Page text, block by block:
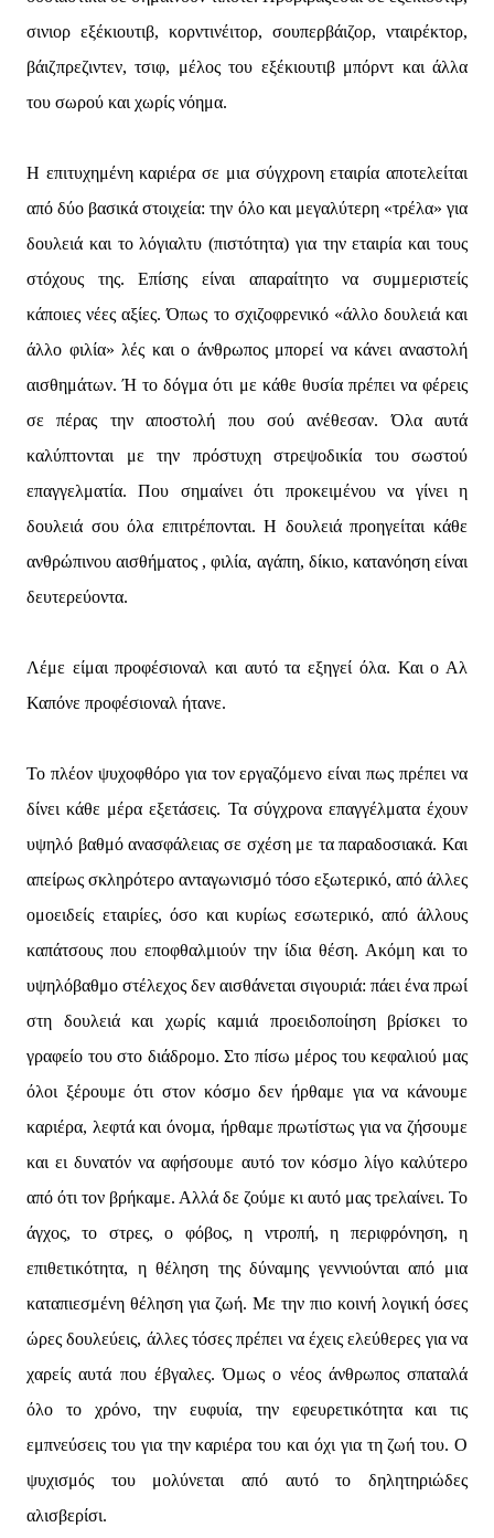
σινιορ εξέκιουτιβ, κορντινέιτορ, σουπερβάιζορ, νταιρέκτορ,
βάιζπρεζιντεν, τσιφ, μέλος του εξέκιουτιβ μπόρντ και άλλα
του σωρού και χωρίς νόημα.
Η επιτυχημένη καριέρα σε μια σύγχρονη εταιρία αποτελείται
από δύο βασικά στοιχεία: την όλο και μεγαλύτερη «τρέλα» για
δουλειά και το λόγιαλτυ (πιστότητα) για την εταιρία και τους
στόχους της. Επίσης είναι απαραίτητο να συμμεριστείς
κάποιες νέες αξίες. Όπως το σχιζοφρενικό «άλλο δουλειά και
άλλο φιλία» λές και ο άνθρωπος μπορεί να κάνει αναστολή
αισθημάτων. Ή το δόγμα ότι με κάθε θυσία πρέπει να φέρεις
σε πέρας την αποστολή που σού ανέθεσαν. Όλα αυτά
καλύπτονται με την πρόστυχη στρεψοδικία του σωστού
επαγγελματία. Που σημαίνει ότι προκειμένου να γίνει η
δουλειά σου όλα επιτρέπονται. Η δουλειά προηγείται κάθε
ανθρώπινου αισθήματος , φιλία, αγάπη, δίκιο, κατανόηση είναι
δευτερεύοντα.
Λέμε είμαι προφέσιοναλ και αυτό τα εξηγεί όλα. Και ο Αλ
Καπόνε προφέσιοναλ ήτανε.
Το πλέον ψυχοφθόρο για τον εργαζόμενο είναι πως πρέπει να
δίνει κάθε μέρα εξετάσεις. Τα σύγχρονα επαγγέλματα έχουν
υψηλό βαθμό ανασφάλειας σε σχέση με τα παραδοσιακά. Και
απείρως σκληρότερο ανταγωνισμό τόσο εξωτερικό, από άλλες
ομοειδείς εταιρίες, όσο και κυρίως εσωτερικό, από άλλους
καπάτσους που εποφθαλμιούν την ίδια θέση. Ακόμη και το
υψηλόβαθμο στέλεχος δεν αισθάνεται σιγουριά: πάει ένα πρωί
στη δουλειά και χωρίς καμιά προειδοποίηση βρίσκει το
γραφείο του στο διάδρομο. Στο πίσω μέρος του κεφαλιού μας
όλοι ξέρουμε ότι στον κόσμο δεν ήρθαμε για να κάνουμε
καριέρα, λεφτά και όνομα, ήρθαμε πρωτίστως για να ζήσουμε
και ει δυνατόν να αφήσουμε αυτό τον κόσμο λίγο καλύτερο
από ότι τον βρήκαμε. Αλλά δε ζούμε κι αυτό μας τρελαίνει. Το
άγχος, το στρες, ο φόβος, η ντροπή, η περιφρόνηση, η
επιθετικότητα, η θέληση της δύναμης γεννιούνται από μια
καταπιεσμένη θέληση για ζωή. Με την πιο κοινή λογική όσες
ώρες δουλεύεις, άλλες τόσες πρέπει να έχεις ελεύθερες για να
χαρείς αυτά που έβγαλες. Όμως ο νέος άνθρωπος σπαταλά
όλο το χρόνο, την ευφυία, την εφευρετικότητα και τις
εμπνεύσεις του για την καριέρα του και όχι για τη ζωή του. Ο
ψυχισμός του μολύνεται από αυτό το δηλητηριώδες
αλισβερίσι.